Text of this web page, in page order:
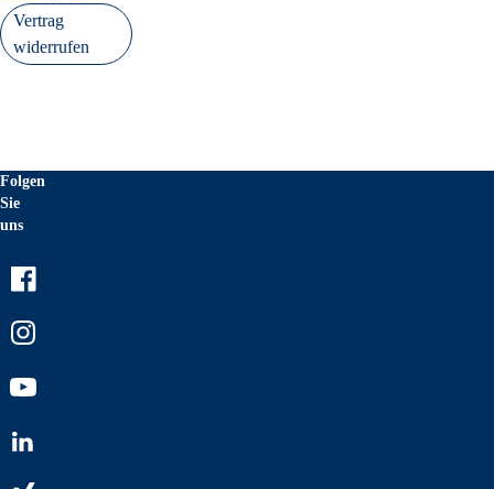
Vertrag
widerrufen
Folgen
Sie
uns
Youtube